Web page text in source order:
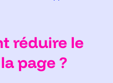
réduire le
page ?